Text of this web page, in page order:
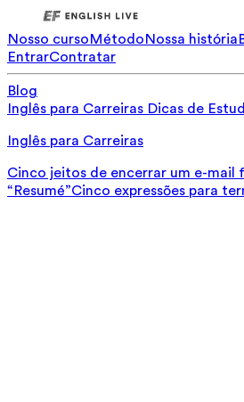
Nosso cursoMétodoNossa história
EntrarContratar
Blog
Inglês para Carreiras Dicas de
Inglês para Carreiras
Cinco jeitos de encerrar um e-mail
“Resumé”Cinco expressões para